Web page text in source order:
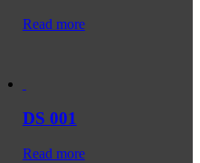
Read more
DS 001
Read more